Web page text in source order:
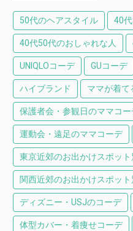
50代のヘアスタイル 40
40代50代のおしゃれな人
UNIQLOコーデ GUコーデ
ハイブランド ママが着て
保護者会・参観日のママコー
運動会・遠足のママコーデ
東京近郊のお出かけスポッ
関西近郊のお出かけスポッ
ディズニー・USJのコーデ
体型カバー・着痩せコーデ